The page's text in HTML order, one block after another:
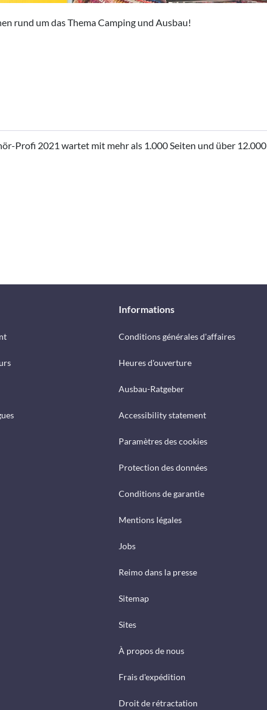
rund um das Thema Camping und Ausbau!
Profi 2021 wartet mit mehr als 1.000 Seiten und über 12.000
Informations
Conditions générales d'affaires
Heures d'ouverture
Ausbau-Ratgeber
Accessibility statement
Paramètres des cookies
Protection des données
Conditions de garantie
Mentions légales
Jobs
Reimo dans la presse
Sitemap
Sites
À propos de nous
Frais d'expédition
Droit de rétractation